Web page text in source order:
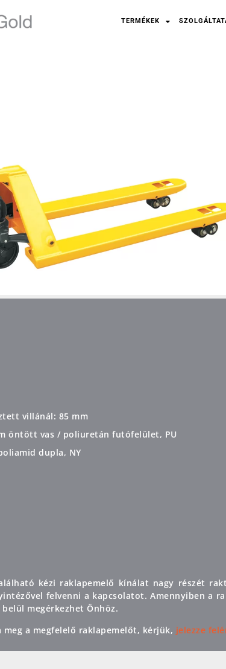
TERMÉKEK
villánál: 85 mm
öntött vas / poliuretán futófelület, PU
dupla, NY
kézi raklapemelő kínálat nagy részét
felvenni a kapcsolatot. Amennyiben a
megérkezhet Önhöz.
a megfelelő raklapemelőt, kérjük, jelezze